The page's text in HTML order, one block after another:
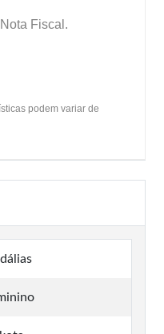
Fiscal.
podem variar de